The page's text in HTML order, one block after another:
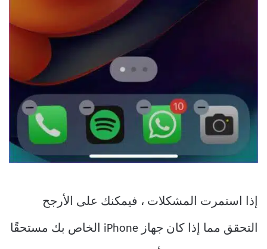
إذا استمرت المشكلات ، فيمكنك على الأرجح
التحقق مما إذا كان جهاز iPhone الخاص بك مستحقًا